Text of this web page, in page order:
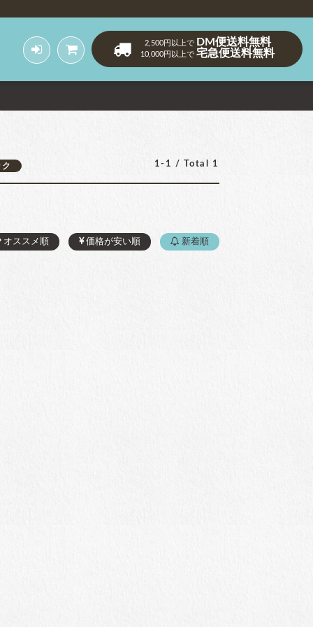
2,500円以上で DM便送料無料
10,000円以上で 宅急便送料無料
1-1 / Total 1
オススメ順 価格が安い順 新着順